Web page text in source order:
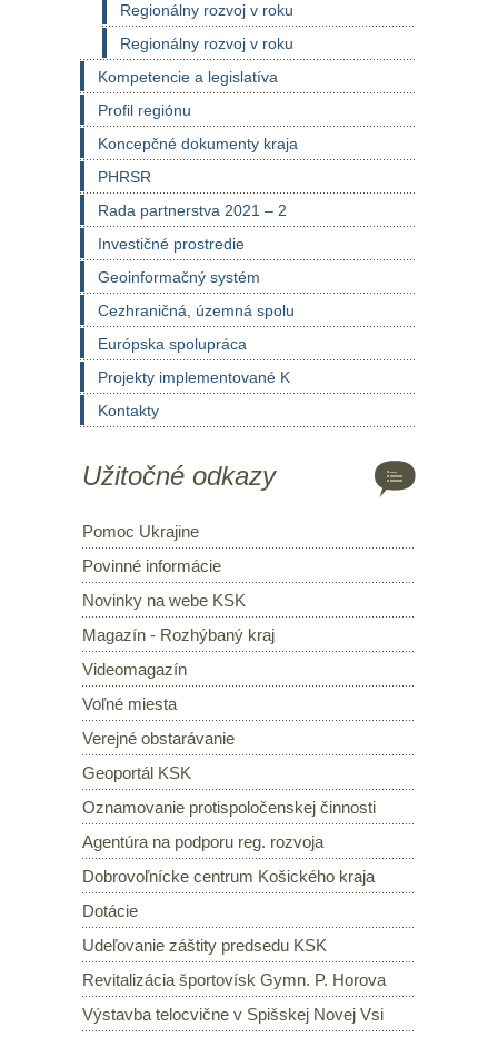
Regionálny rozvoj v roku
Regionálny rozvoj v roku
Kompetencie a legislatíva
Profil regiónu
Koncepčné dokumenty kraja
PHRSR
Rada partnerstva 2021 – 2
Investičné prostredie
Geoinformačný systém
Cezhraničná, územná spolu
Európska spolupráca
Projekty implementované K
Kontakty
Užitočné odkazy
Pomoc Ukrajine
Povinné informácie
Novinky na webe KSK
Magazín - Rozhýbaný kraj
Videomagazín
Voľné miesta
Verejné obstarávanie
Geoportál KSK
Oznamovanie protispoločenskej činnosti
Agentúra na podporu reg. rozvoja
Dobrovoľnícke centrum Košického kraja
Dotácie
Udeľovanie záštity predsedu KSK
Revitalizácia športovísk Gymn. P. Horova
Výstavba telocvične v Spišskej Novej Vsi